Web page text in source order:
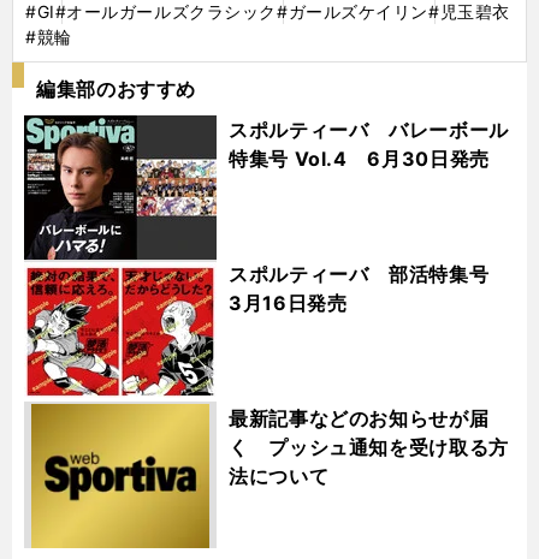
#GⅠ#オールガールズクラシック#ガールズケイリン#児玉碧衣
#競輪
編集部のおすすめ
スポルティーバ バレーボール
特集号 Vol.4 6月30日発売
スポルティーバ 部活特集号
3月16日発売
最新記事などのお知らせが届
く プッシュ通知を受け取る方
法について